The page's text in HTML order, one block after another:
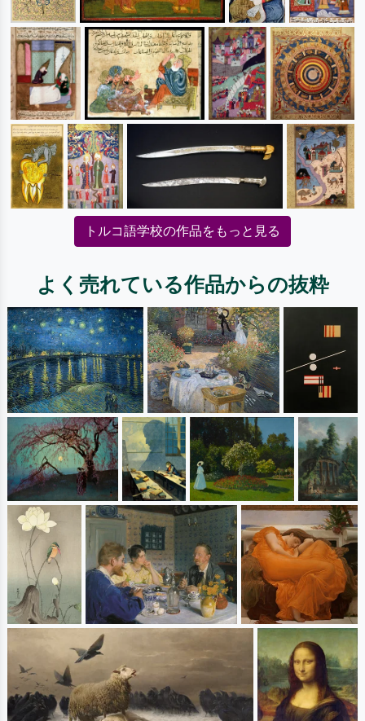
トルコ語学校の作品をもっと見る
よく売れている作品からの抜粋